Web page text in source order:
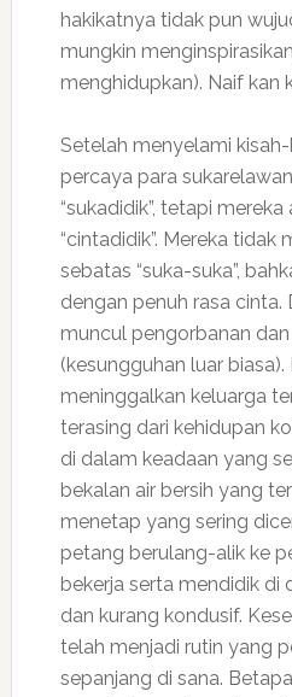
hakikatnya tidak pun
mungkin
menghidupkan). Naif kan
Setelah menyelami
percaya para
“sukadidik”, tetapi
“cintadidik”. Mereka tidak
sebatas “suka-suka”,
dengan penuh rasa cinta.
muncul pengorbanan dan
(kesungguhan luar
meninggalkan keluarga
terasing dari kehidupan
di dalam keadaan yang
bekalan air bersih yang
menetap yang sering
petang berulang-alik ke
bekerja serta mendidik di
dan kurang kondusif.
telah menjadi rutin yang
sepanjang di sana.